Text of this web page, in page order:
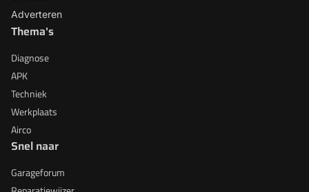
Adverteren
Thema's
Diagnose
APK
Techniek
Werkplaats
Airco
Snel naar
Garageforum